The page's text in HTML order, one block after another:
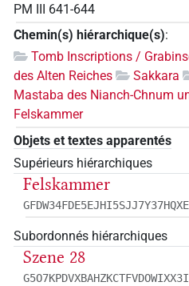
PM III 641-644
Chemin(s) hiérarchique(s):
Tomb Inscriptions /
des Alten Reiches
Sakkara
Mastaba des Nianch-Chnum
Felskammer
Objets et textes apparentés
Supérieurs hiérarchiques
Felskammer
GFDW34FDE5EJHI5SJJ7Y37HQXE
Subordonnés hiérarchiques
Szene 28
G5O7KPDVXBAHZKCTFVDOWIXX3I